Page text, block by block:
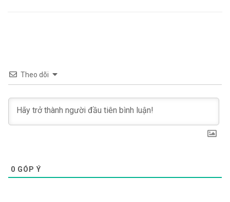
Theo dõi
0 GÓP Ý